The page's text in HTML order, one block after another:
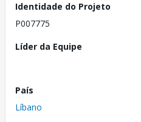
Identidade do Projeto
P007775
Líder da Equipe
País
Líbano